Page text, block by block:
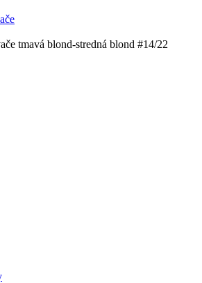
tmavá blond-stredná blond #14/22